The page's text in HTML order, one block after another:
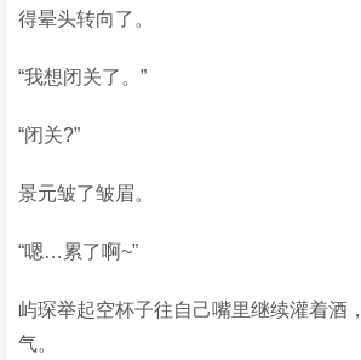
得晕头转向了。
“我想闭关了。”
“闭关?”
景元皱了皱眉。
“嗯…累了啊~”
屿琛举起空杯子往自己嘴里继续灌着酒
气。